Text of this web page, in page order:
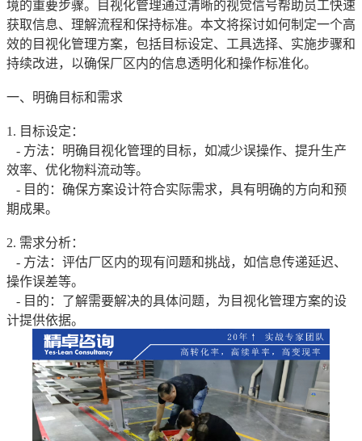
境的重要步骤。目视化管理通过清晰的视觉信号帮助员工快速
获取信息、理解流程和保持标准。本文将探讨如何制定一个高
效的目视化管理方案，包括目标设定、工具选择、实施步骤和
持续改进，以确保厂区内的信息透明化和操作标准化。
一、明确目标和需求
1. 目标设定：
- 方法：明确目视化管理的目标，如减少误操作、提升生产
效率、优化物料流动等。
- 目的：确保方案设计符合实际需求，具有明确的方向和预
期成果。
2. 需求分析：
- 方法：评估厂区内的现有问题和挑战，如信息传递延迟、
操作误差等。
- 目的：了解需要解决的具体问题，为目视化管理方案的设
计提供依据。